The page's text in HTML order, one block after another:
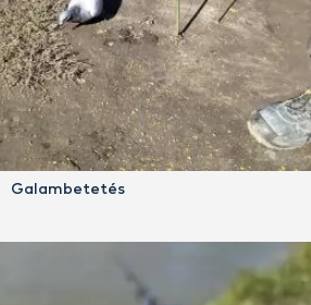
Galambetetés